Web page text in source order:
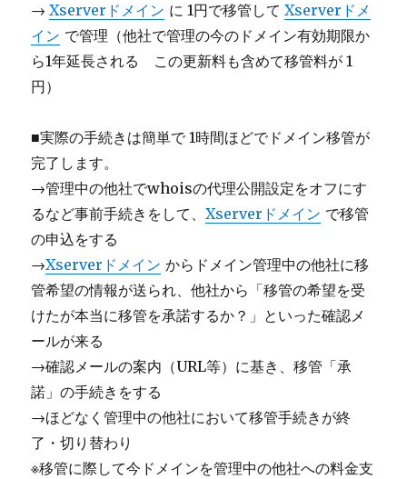
→Xserverドメイン に 1円で移管してXserverドメ
イン で管理（他社で管理の今のドメイン有効期限か
ら1年延長される この更新料も含めて移管料が 1
円）
■実際の手続きは簡単で 1時間ほどでドメイン移管が
完了します。
→管理中の他社でwhoisの代理公開設定をオフにす
るなど事前手続きをして、Xserverドメイン で移管
の申込をする
→Xserverドメイン からドメイン管理中の他社に移
管希望の情報が送られ、他社から「移管の希望を受
けたが本当に移管を承諾するか？」といった確認メ
ールが来る
→確認メールの案内（URL等）に基き、移管「承
諾」の手続きをする
→ほどなく管理中の他社において移管手続きが終
了・切り替わり
※移管に際して今ドメインを管理中の他社への料金支